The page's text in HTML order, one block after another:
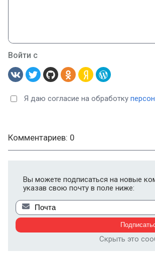
Войти с
Я даю согласие на обработку
Комментариев: 0
Вы можете подписаться на новые
указав свою почту в поле ниже:
Скрыть это